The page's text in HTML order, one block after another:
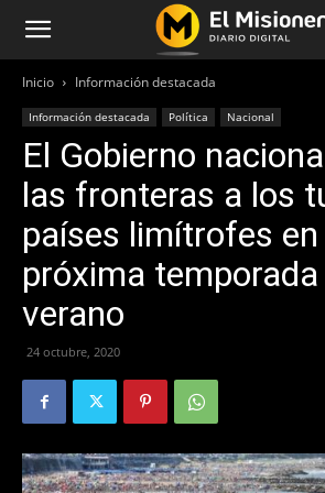
Inicio Información destacada
Información destacada Política Nacional
El Gobierno
las fronteras a los
países limítrofes en
próxima temporada
verano
24 octubre, 2020